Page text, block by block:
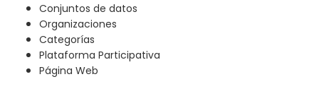
Conjuntos de datos
Organizaciones
Categorías
Plataforma Participativa
Página Web